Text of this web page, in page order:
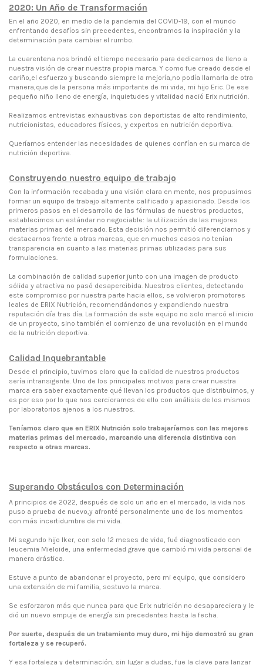
2020: Un Año de Transformación
En el año 2020, en medio de la pandemia del COVID-19, con el mundo
enfrentando desafíos sin precedentes, encontramos la inspiración y la
determinación para cambiar el rumbo.
La cuarentena nos brindó el tiempo necesario para dedicarnos de lleno a
nuestra visión de crear nuestra propia marca. Y como fue creado desde el
cariño,el esfuerzo y buscando siempre la mejoría,no podía llamarla de otra
manera,que de la persona más importante de mi vida, mi hijo Eric. De ese
pequeño niño lleno de energía, inquietudes y vitalidad nació Erix nutrición.
Realizamos entrevistas exhaustivas con deportistas de alto rendimiento,
nutricionistas, educadores físicos, y expertos en nutrición deportiva.
Queríamos entender las necesidades de quienes confían en su marca de
nutrición deportiva.
Construyendo nuestro equipo de trabajo
Con la información recabada y una visión clara en mente, nos propusimos
formar un equipo de trabajo altamente calificado y apasionado. Desde los
primeros pasos en el desarrollo de las fórmulas de nuestros productos,
establecimos un estándar no negociable: la utilización de las mejores
materias primas del mercado. Esta decisión nos permitió diferenciarnos y
destacarnos frente a otras marcas, que en muchos casos no tenían
transparencia en cuanto a las materias primas utilizadas para sus
formulaciones.
La combinación de calidad superior junto con una imagen de producto
sólida y atractiva no pasó desapercibida. Nuestros clientes, detectando
este compromiso por nuestra parte hacia ellos, se volvieron promotores
leales de ERIX Nutrición, recomendándonos y expandiendo nuestra
reputación día tras día. La formación de este equipo no solo marcó el inicio
de un proyecto, sino también el comienzo de una revolución en el mundo
de la nutrición deportiva.
Calidad Inquebrantable
Desde el principio, tuvimos claro que la calidad de nuestros productos
sería intransigente. Uno de los principales motivos para crear nuestra
marca era saber exactamente qué llevan los productos que distribuimos, y
es por eso por lo que nos cercioramos de ello con análisis de los mismos
por laboratorios ajenos a los nuestros.
Teníamos claro que en ERIX Nutrición solo trabajaríamos con las mejores
materias primas del mercado, marcando una diferencia distintiva con
respecto a otras marcas.
Superando Obstáculos con Determinación
A principios de 2022, después de solo un año en el mercado, la vida nos
puso a prueba de nuevo,y afronté personalmente uno de los momentos
con más incertidumbre de mi vida.
Mi segundo hijo Iker, con solo 12 meses de vida, fué diagnosticado con
leucemia Mieloide, una enfermedad grave que cambió mi vida personal de
manera drástica.
Estuve a punto de abandonar el proyecto, pero mi equipo, que considero
una extensión de mi familia, sostuvo la marca.
Se esforzaron más que nunca para que Erix nutrición no desapareciera y le
dió un nuevo empuje de energía sin precedentes hasta la fecha.
Por suerte, después de un tratamiento muy duro, mi hijo demostró su gran
fortaleza y se recuperó.
Y esa fortaleza y determinación, sin lugar a dudas, fue la clave para lanzar